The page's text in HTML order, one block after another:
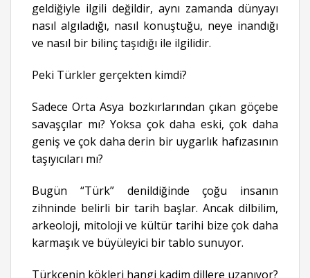
geldiğiyle ilgili değildir, aynı zamanda dünyayı
nasıl algıladığı, nasıl konuştuğu, neye inandığı
ve nasıl bir bilinç taşıdığı ile ilgilidir.
Peki Türkler gerçekten kimdi?
Sadece Orta Asya bozkırlarından çıkan göçebe
savaşçılar mı? Yoksa çok daha eski, çok daha
geniş ve çok daha derin bir uygarlık hafızasının
taşıyıcıları mı?
Bugün “Türk” denildiğinde çoğu insanın
zihninde belirli bir tarih başlar. Ancak dilbilim,
arkeoloji, mitoloji ve kültür tarihi bize çok daha
karmaşık ve büyüleyici bir tablo sunuyor.
Türkçenin kökleri hangi kadim dillere uzanıyor?